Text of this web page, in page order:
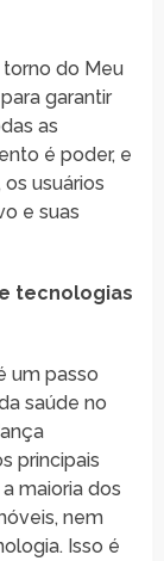
do Meu
garantir
as
é poder, e
usuários
e suas
tecnologias
um passo
saúde no
principais
maioria dos
nem
Isso é